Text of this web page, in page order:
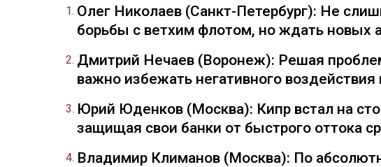
Олег Николаев (Санкт-Петербург): Не
борьбы с ветхим флотом, но ждать новых
Дмитрий Нечаев (Воронеж): Решая
важно избежать негативного воздействия
Юрий Юденков (Москва): Кипр встал на
защищая свои банки от быстрого оттока
Владимир Климанов (Москва): По